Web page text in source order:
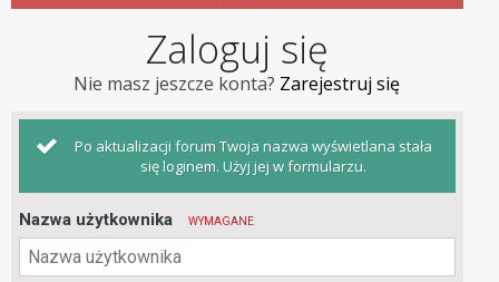
Zaloguj się
Nie masz jeszcze konta? Zarejestruj się
Po aktualizacji forum Twoja nazwa wyświetlana stała
się loginem. Użyj jej w formularzu.
Nazwa użytkownika WYMAGANE